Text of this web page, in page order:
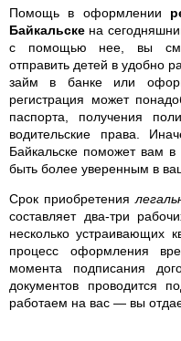
Помощь в оформлении
Байкальске на
с помощью нее, вы
отправить детей в удобно
займ в банке или
регистрация может
паспорта, получения
водительские права.
Байкальске поможет вам
быть более уверенным в
Срок приобретения
составляет два-три
несколько устраивающих
процесс оформления
момента подписания
документов проводится
работаем на вас — вы